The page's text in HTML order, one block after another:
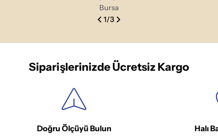
Bursa
1/3
Siparişlerinizde Ücretsiz Kargo
Doğru Ölçüyü Bulun Halı